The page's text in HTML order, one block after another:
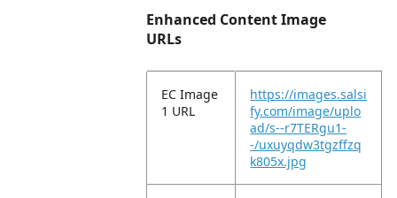
Enhanced Content Image
URLs
EC Image
1 URL
https://images.salsi
fy.com/image/uplo
ad/s--r7TERgu1-
-/uxuyqdw3tgzffzq
k805x.jpg